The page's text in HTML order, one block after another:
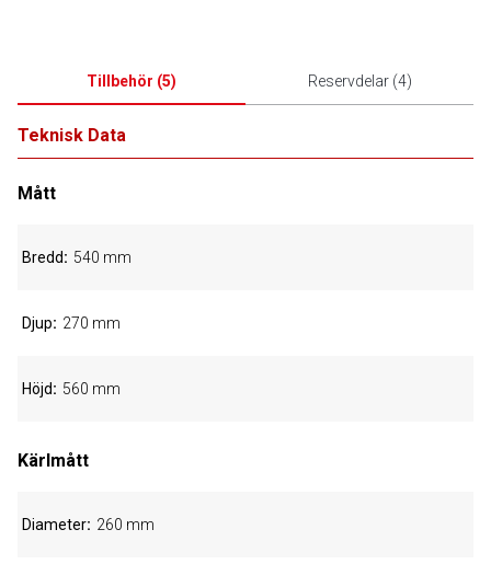
Tillbehör (5) Reservdelar(4)
Teknisk Data
Mått
Bredd 540 mm
Djup 270 mm
Höjd 560 mm
Kärlmått
Diameter 260 mm